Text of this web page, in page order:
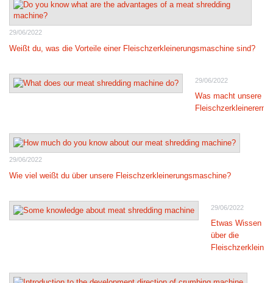
29/06/2022
Weißt du, was die Vorteile einer Fleischzerkleinerungsmaschine sind?
29/06/2022
Was macht unsere
29/06/2022
Wie viel weißt du über unsere Fleischzerkleinerungsmaschine?
29/06/2022
Etwas Wissen
über die